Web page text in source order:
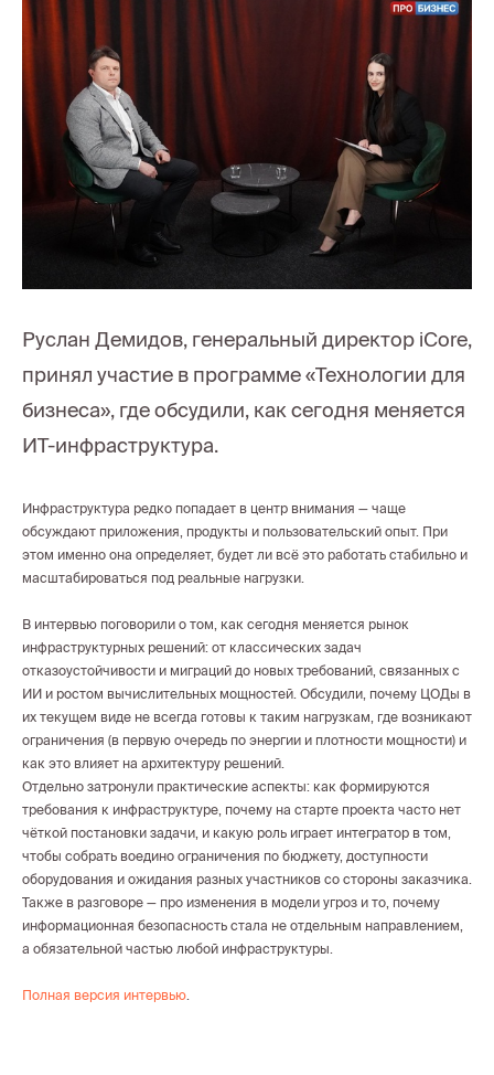
Руслан Демидов, генеральный директор iCore,
принял участие в программе «Технологии для
бизнеса», где обсудили, как сегодня меняется
ИТ-инфраструктура.
Инфраструктура редко попадает в центр внимания — чаще
обсуждают приложения, продукты и пользовательский опыт. При
этом именно она определяет, будет ли всё это работать стабильно и
масштабироваться под реальные нагрузки.
В интервью поговорили о том, как сегодня меняется рынок
инфраструктурных решений: от классических задач
отказоустойчивости и миграций до новых требований, связанных с
ИИ и ростом вычислительных мощностей. Обсудили, почему ЦОДы в
их текущем виде не всегда готовы к таким нагрузкам, где возникают
ограничения (в первую очередь по энергии и плотности мощности) и
как это влияет на архитектуру решений.
Отдельно затронули практические аспекты: как формируются
требования к инфраструктуре, почему на старте проекта часто нет
чёткой постановки задачи, и какую роль играет интегратор в том,
чтобы собрать воедино ограничения по бюджету, доступности
оборудования и ожидания разных участников со стороны заказчика.
Также в разговоре — про изменения в модели угроз и то, почему
информационная безопасность стала не отдельным направлением,
а обязательной частью любой инфраструктуры.
Полная версия интервью